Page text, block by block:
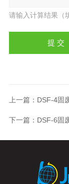
请输入计算结果（
上一篇： DSF-4固
下一篇： DSF-6固